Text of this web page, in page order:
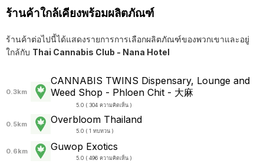
ร้านค้าใกล้เคียงพร้อมผลิตภัณฑ์
ร้านค้าต่อไปนี้ได้แสดงรายการการเลือกผลิตภัณฑ์ของพวกเขาและอยู่
ใกล้กับ Thai Cannabis Club - Nana Hotel
0.3km
CANNABIS TWINS Dispensary, Lounge and
Weed Shop - Phloen Chit - 大麻
5.0 ( 304 ความคิดเห็น )
0.5km Overbloom Thailand
5.0 ( 1 ทบทวน )
0.6km Guwop Exotics
5.0 ( 496 ความคิดเห็น )